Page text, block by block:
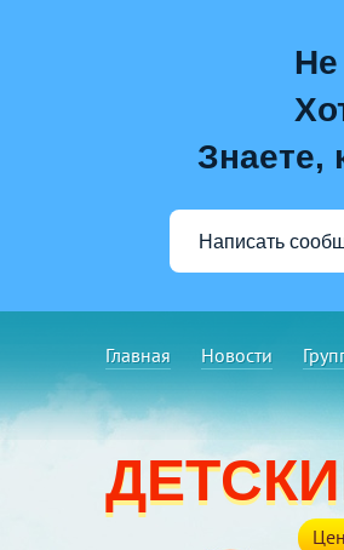
Не
Знаете,
Написать
Главная Новости